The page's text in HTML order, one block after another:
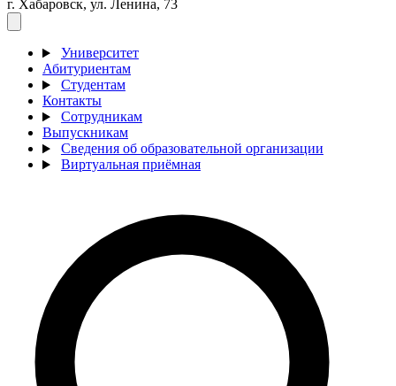
г. Хабаровск, ул. Ленина, 73
Университет
Абитуриентам
Студентам
Контакты
Сотрудникам
Выпускникам
Сведения об образовательной организации
Виртуальная приёмная